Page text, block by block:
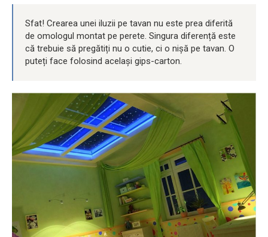
Sfat! Crearea unei iluzii pe tavan nu este prea diferită
de omologul montat pe perete. Singura diferență este
că trebuie să pregătiți nu o cutie, ci o nișă pe tavan. O
puteți face folosind același gips-carton.